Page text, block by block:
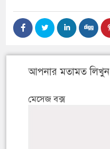
আপনার মতামত লিখুন
মেসেজ বক্স